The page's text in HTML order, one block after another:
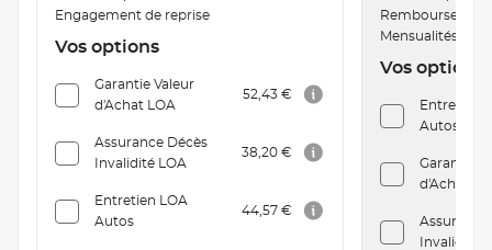
Engagement de reprise
Vos options
Garantie Valeur
d'Achat LOA
52,43 €
Assurance Décès
Invalidité LOA
38,20 €
Entretien LOA
Autos
44,57 €
Mensualités
Vos options
Entretien
Autos
Garantie
d'Achat
Assurance
Invalidité